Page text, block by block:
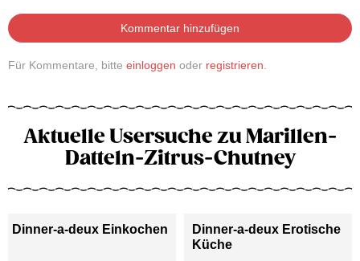
Kommentar hinzufügen
Für Kommentare, bitte einloggen oder registrieren.
Aktuelle Usersuche zu Marillen-
Datteln-Zitrus-Chutney
Dinner-a-deux Einkochen
Dinner-a-deux Erotische
Küche